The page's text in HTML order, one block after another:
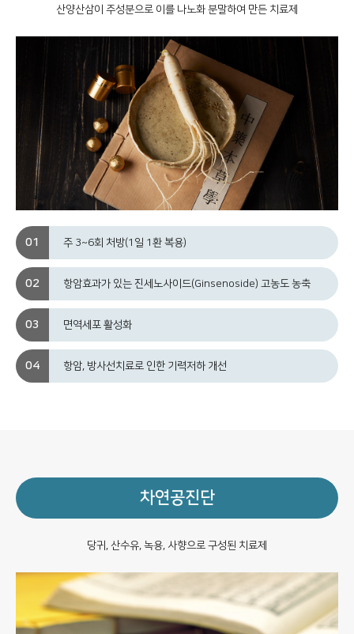
산양산삼이 주성분으로 이를 나노화 분말하여 만든 치료제
주 3~6회 처방(1일 1환 복용)
항암효과가 있는 진세노사이드(Ginsenoside) 고농도 농축
면역세포 활성화
항암, 방사선치료로 인한 기력저하 개선
차연공진단
당귀, 산수유, 녹용, 사향으로 구성된 치료제